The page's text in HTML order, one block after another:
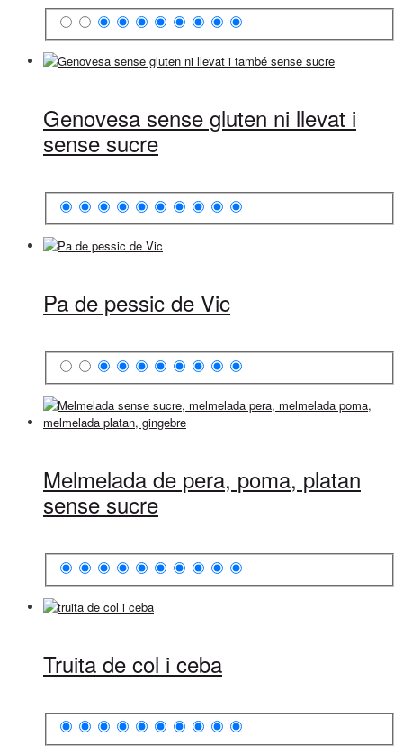
Genovesa sense gluten ni llevat i
sense sucre
Pa de pessic de Vic
Melmelada de pera, poma, platan
sense sucre
Truita de col i ceba